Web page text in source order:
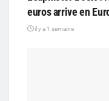
euros arrive en
il y a 1 semaine